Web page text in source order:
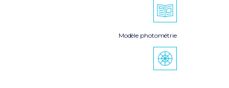
Modèle photométrie